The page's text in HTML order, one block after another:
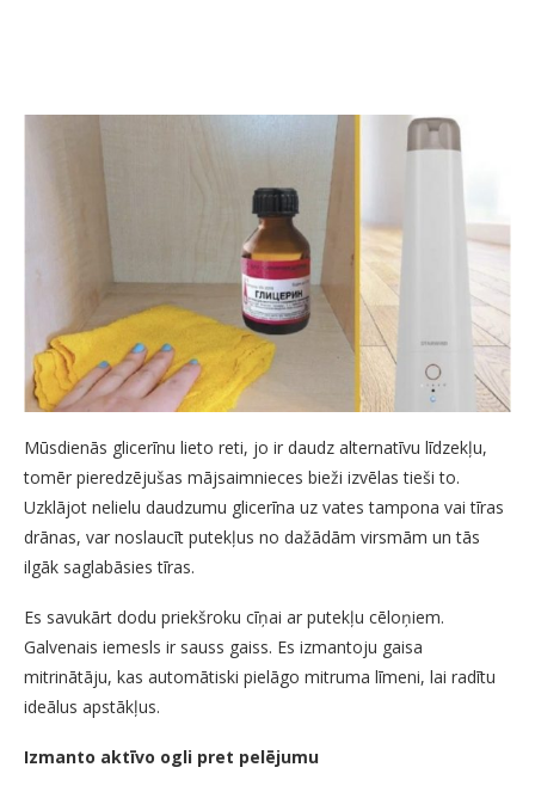
Mūsdienās glicerīnu lieto reti, jo ir daudz alternatīvu līdzekļu,
tomēr pieredzējušas mājsaimnieces bieži izvēlas tieši to.
Uzklājot nelielu daudzumu glicerīna uz vates tampona vai tīras
drānas, var noslaucīt putekļus no dažādām virsmām un tās
ilgāk saglabāsies tīras.
Es savukārt dodu priekšroku cīņai ar putekļu cēloņiem.
Galvenais iemesls ir sauss gaiss. Es izmantoju gaisa
mitrinātāju, kas automātiski pielāgo mitruma līmeni, lai radītu
ideālus apstākļus.
Izmanto aktīvo ogli pret pelējumu